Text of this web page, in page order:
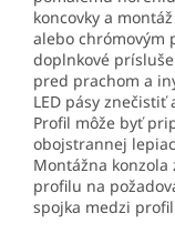
koncovky a
alebo chrómovým
doplnkové
pred prachom a
LED pásy
Profil môže byť
obojstrannej
Montážna
profilu na
spojka medzi